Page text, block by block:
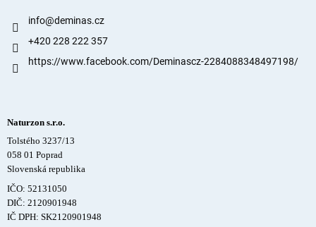
info@deminas.cz
+420 228 222 357
https://www.facebook.com/Deminascz-2284088348497198/
Naturzon s.r.o.
Tolstého 3237/13
058 01 Poprad
Slovenská republika
IČO: 52131050
DIČ: 2120901948
IČ DPH: SK2120901948